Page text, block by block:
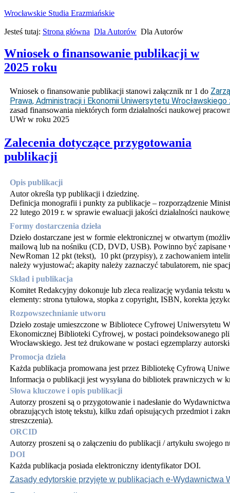
Wrocławskie Studia Erazmiańskie
Jesteś tutaj: Strona główna Dla Autorów Dla Autorów
Wniosek o finansowanie publikacji w
2025 roku
Wniosek o finansowanie publikacji stanowi załącznik nr 1 do
Prawa, Administracji i Ekonomii Uniwersytetu
zasad finansowania niektórych form działalności naukowej
UWr w roku 2025
Zalecenia dotyczące przygotowania
publikacji
Opis publikacji
Autor określa typ publikacji i dziedzinę.
Definicja monografii i punkty za publikacje – rozporządzenie
22 lutego 2019 r. w sprawie ewaluacji jakości działalności
Formy dostarczenia dzieła
Dzieło dostarczane jest w formie elektronicznej w otwartym
mailową lub na nośniku (CD, DVD, USB). Powinno być zapisane
NewRoman 12 pkt (tekst), 10 pkt (przypisy), z zachowaniem
należy wyjustować; akapity należy zaznaczyć tabulatorem, nie
Skład i publikacja
Komitet Redakcyjny dokonuje lub zleca realizację wydania tekstu
elementy: strona tytułowa, stopka z copyright, ISBN, korekta
Rozpowszechnianie utworu
Dzieło zostaje umieszczone w Bibliotece Cyfrowej Uniwersytetu
Ekonomicznej Biblioteki Cyfrowej, w postaci poindeksowanego
Wrocławskiego. Jest też drukowane w postaci egzemplarzy
Promocja dzieła
Każda publikacja promowana jest przez Bibliotekę Cyfrową
Informacja o publikacji jest wysyłana do bibliotek prawniczych w
Słowa kluczowe i opis publikacji
Autorzy proszeni są o przygotowanie i nadesłanie do
obrazujących istotę tekstu), kilku zdań opisujących przedmiot i
streszczenia).
ORCID
Autorzy proszeni są o załączeniu do publikacji / artykułu swojego
DOI
Każda publikacja posiada elektroniczny identyfikator DOI.
Zasady edytorskie przyjęte w publikacjach e-Wydawnictwa